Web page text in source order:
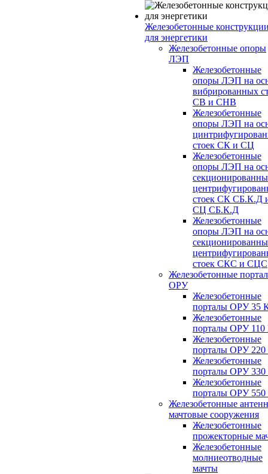
Железобетонные
для энергетики
Железобетонные опоры
ЛЭП
Железобетонные
опоры ЛЭП на
вибрированных
СВ и СНВ
Железобетонные
опоры ЛЭП на
стоек СК и СЦ
Железобетонные
опоры ЛЭП на
стоек СК СБ.К.Д
СЦ СБ.К.Д
Железобетонные
опоры ЛЭП на
стоек СКС и СЦС
Железобетонные
ОРУ
Железобетонные
порталы ОРУ 35
Железобетонные
порталы ОРУ
Железобетонные
порталы ОРУ
Железобетонные
порталы ОРУ
Железобетонные
порталы ОРУ
Железобетонные
мачтовые сооружения
Железобетонные
прожекторные
Железобетонные
молниеотводные
мачты